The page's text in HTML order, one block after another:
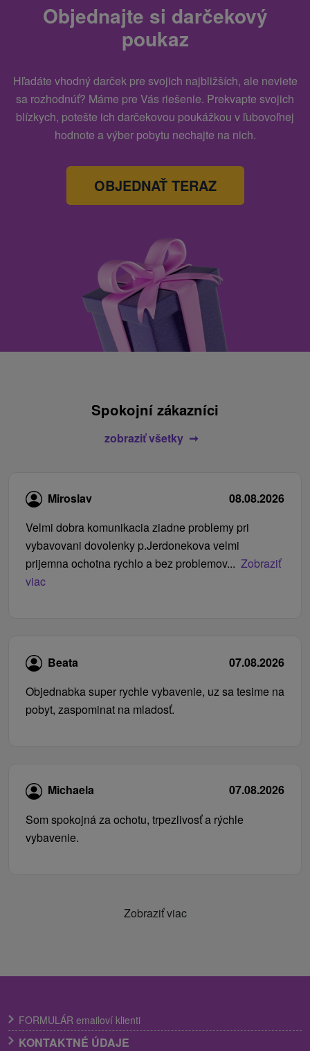
Objednajte si darčekový
poukaz
Hľadáte vhodný darček pre svojich najbližších, ale neviete
sa rozhodnúť? Máme pre Vás riešenie. Prekvapte svojich
blízkych, potešte ich darčekovou poukážkou v ľubovoľnej
hodnote a výber pobytu nechajte na nich.
OBJEDNAŤ TERAZ
Spokojní zákazníci
zobraziť všetky
Miroslav
08.08.2026
Velmi dobra komunikacia ziadne problemy pri
vybavovani dovolenky p.Jerdonekova velmi
prijemna ochotna rychlo a bez problemov... Zobraziť
viac
Beata
07.08.2026
Objednabka super rychle vybavenie, uz sa tesime na
pobyt, zaspominat na mladosť.
Michaela
07.08.2026
Som spokojná za ochotu, trpezlivosť a rýchle
vybavenie.
Zobraziť viac
FORMULÁR emailoví klienti
KONTAKTNÉ ÚDAJE